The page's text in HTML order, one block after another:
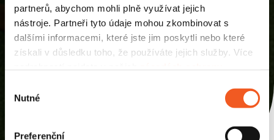
partnerů, abychom mohli plně využívat jejich
nástroje. Partneři tyto údaje mohou zkombinovat s
dalšími informacemi, které jste jim poskytli nebo které
získali v důsledku toho, že používáte jejich služby. Více
souhlasu
Nutné
Preferenční
Konkrétnější technické detaily
pozice se dozvíš od našich
profíků a snad i tvých budoucích
kolegů. Následovat může i